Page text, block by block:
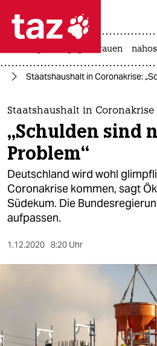
 taz zahl ich
taz zahl ich
themen
politik
öko
gesellschaft
kultur
sport
wahrheit
gewalt gegen frauen
Staatshaushalt in Coronakrise:
Staatshaushalt in Coronakrise
„Schulden sind
Problem“
Deutschland wird wohl
Coronakrise kommen, sagt
Südekum. Die
aufpassen.
1.12.2020 8:20 Uhr